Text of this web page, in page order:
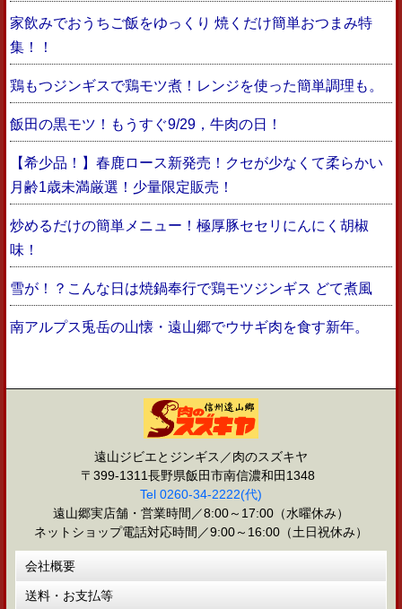
家飲みでおうちご飯をゆっくり 焼くだけ簡単おつまみ特
集！！
鶏もつジンギスで鶏モツ煮！レンジを使った簡単調理も。
飯田の黒モツ！もうすぐ9/29，牛肉の日！
【希少品！】春鹿ロース新発売！クセが少なくて柔らかい
月齢1歳未満厳選！少量限定販売！
炒めるだけの簡単メニュー！極厚豚セセリにんにく胡椒
味！
雪が！？こんな日は焼鍋奉行で鶏モツジンギス どて煮風
南アルプス兎岳の山懐・遠山郷でウサギ肉を食す新年。
遠山ジビエとジンギス／肉のスズキヤ
〒399-1311長野県飯田市南信濃和田1348
Tel 0260-34-2222(代)
遠山郷実店舗・営業時間／8:00～17:00（水曜休み）
ネットショップ電話対応時間／9:00～16:00（土日祝休み）
会社概要
送料・お支払等